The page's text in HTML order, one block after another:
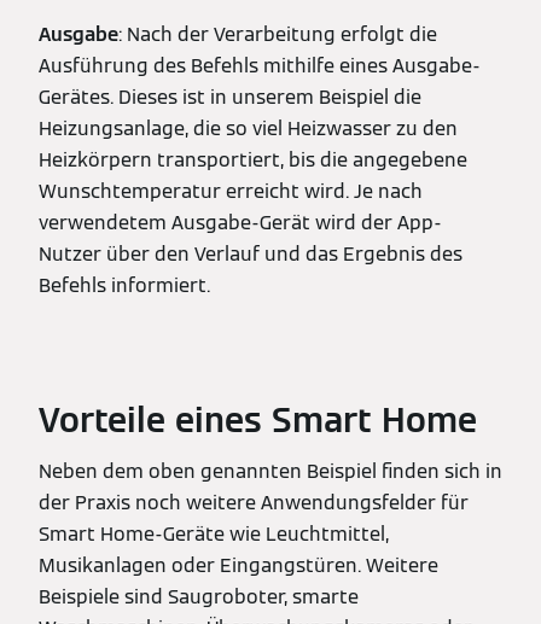
Ausgabe: Nach der Verarbeitung erfolgt die
Ausführung des Befehls mithilfe eines Ausgabe-
Gerätes. Dieses ist in unserem Beispiel die
Heizungsanlage, die so viel Heizwasser zu den
Heizkörpern transportiert, bis die angegebene
Wunschtemperatur erreicht wird. Je nach
verwendetem Ausgabe-Gerät wird der App-
Nutzer über den Verlauf und das Ergebnis des
Befehls informiert.
Vorteile eines Smart Home
Neben dem oben genannten Beispiel finden sich in
der Praxis noch weitere Anwendungsfelder für
Smart Home-Geräte wie Leuchtmittel,
Musikanlagen oder Eingangstüren. Weitere
Beispiele sind Saugroboter, smarte